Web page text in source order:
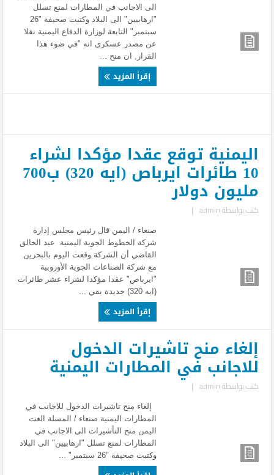
الى الاجانب في المطارات لمنع تسلل
"ارهابيين" الى البلاد وكتبت صحيفة "26
سبتمبر" التابعة لوزارة الدفاع اليمنية نقلا
عن مصدر عسكري انه "في ضوء هذا
القرار, ان منح ...
إقرأ المزيد
اليمنية توقع عقدا مؤكدا لشراء
10 طائرات ايرباص (ايه 320) ب700
مليون دولار
كتب بواسطةadmin
|
صنعاء / اليمن قال رئيس مجلس إدارة
شركة الخطوط الجوية اليمنية عبد الخالق
القاضي أن الشركة وقعت اليوم بالبحرين
مع شركة الصناعات الجوية الأوروبية
"ايرباص" عقدا مؤكدا لشراء عشر طائرات
(ايه 320) جديدة بقي ...
إقرأ المزيد
إلغاء منح تاشيرات الدخول
للاجانب في المطارات اليمنية
كتب بواسطةadmin
|
إلغاء منح تاشيرات الدخول للاجانب في
المطارات اليمنية صنعاء / المسلة الغت
اليمن منح التأشيرات الى الاجانب في
المطارات لمنع تسلل "ارهابيين" الى البلاد
وكتبت صحيفة "26 سبتمبر" ...